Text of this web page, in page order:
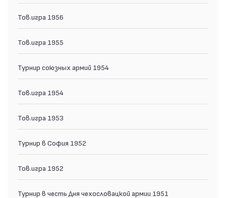
Тов.игра 1956
Тов.игра 1955
Турнир союзных армий 1954
Тов.игра 1954
Тов.игра 1953
Турнир в София 1952
Тов.игра 1952
Турнир в честь Дня чехословацкой армии 1951